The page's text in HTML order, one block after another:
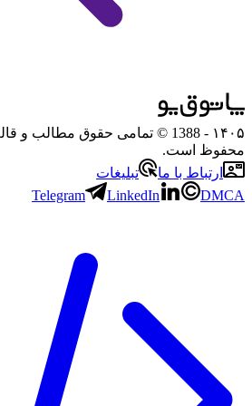
۱۴۰۵
- 1388 © تمامی حقوق مطالب و
محفوظ است.
ارتباط با ما
تبلیغات
Telegram
LinkedIn DMCA